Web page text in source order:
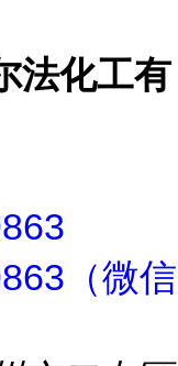
法化工有
（微信